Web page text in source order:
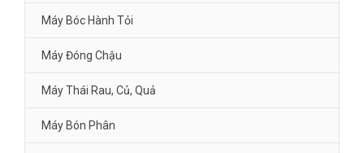
Máy Bóc Hành Tỏi
Máy Đóng Chậu
Máy Thái Rau, Củ, Quả
Máy Bón Phân